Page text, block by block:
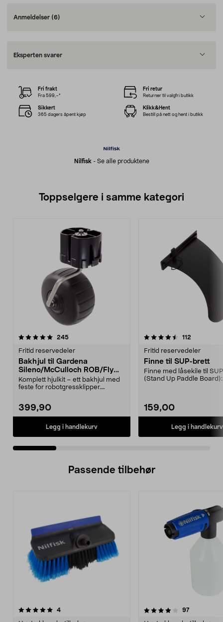
Anmeldelser (6)
Eksperten svarer
Nilfisk- Se alle produktene
Fri frakt
Fra 599,–*
Fri retur
Returner til valgfri butikk
Sikkert
365 dagers åpent kjøp
Klikk&Hent
Bestill på nett og hent i butikk
Toppselgere i samme kategori
245anmeldelser
Fritid reservedeler
Bakhjul til Gardena
Sileno/McCulloch ROB/Flymo
Easilife
Komplett hjulkit – ett bakhjul med
feste for robotgressklipper.
399,90
Legg i handlekurv
4.5 av 5 stjerner 112
Fritid reservedeler
Finne til SUP-brett
Finne med låsekile til
(Stand Up Paddle Board):
159,00
Legg i handlekurv
5.0 av 5 stjerner
Passende tilbehør
4anmeldelser
4.0av 5 stjerner 97
4.0av 5 stjerner